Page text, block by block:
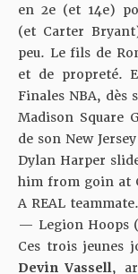
en 2e (et 14e)
(et Carter
peu. Le fils de
et de propreté.
Finales NBA, dès
Madison Square
de son New
Dylan Harper
him from goin at
A REAL teammate.
— Legion Hoops
Ces trois jeunes
Devin Vassell,